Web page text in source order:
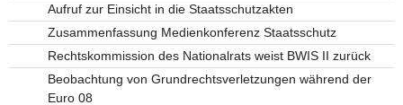
Aufruf zur Einsicht in die Staatsschutzakten
Zusammenfassung Medienkonferenz Staatsschutz
Rechtskommission des Nationalrats weist BWIS II zurück
Beobachtung von Grundrechtsverletzungen während der
Euro 08